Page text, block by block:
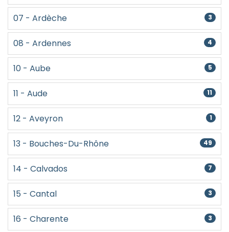
07 - Ardèche 3
08 - Ardennes 4
10 - Aube 5
11 - Aude 11
12 - Aveyron 1
13 - Bouches-Du-Rhône 49
14 - Calvados 7
15 - Cantal 3
16 - Charente 3